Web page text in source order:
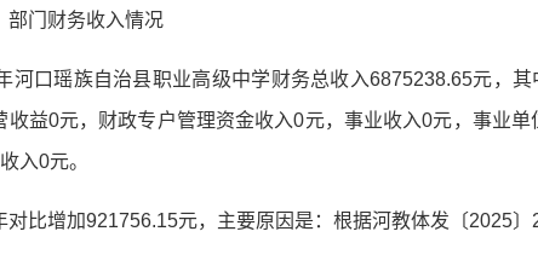
部门财务收入情况
河口瑶族自治县职业高级中学财务总收入6875238.65元，
收益0元，财政专户管理资金收入0元，事业收入0元，事业
入0元。
对比增加921756.15元，主要原因是：根据河教体发〔2025